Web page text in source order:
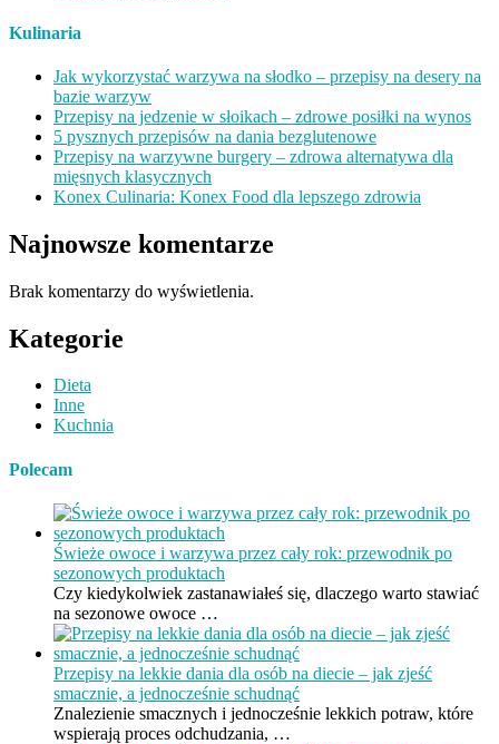
Kulinaria
Jak wykorzystać warzywa na słodko – przepisy na desery na
bazie warzyw
Przepisy na jedzenie w słoikach – zdrowe posiłki na wynos
5 pysznych przepisów na dania bezglutenowe
Przepisy na warzywne burgery – zdrowa alternatywa dla
mięsnych klasycznych
Konex Culinaria: Konex Food dla lepszego zdrowia
Najnowsze komentarze
Brak komentarzy do wyświetlenia.
Kategorie
Dieta
Inne
Kuchnia
Polecam
Świeże owoce i warzywa przez cały rok: przewodnik po
sezonowych produktach
Czy kiedykolwiek zastanawiałeś się, dlaczego warto stawiać
na sezonowe owoce …
Przepisy na lekkie dania dla osób na diecie – jak zjeść
smacznie, a jednocześnie schudnąć
Znalezienie smacznych i jednocześnie lekkich potraw, które
wspierają proces odchudzania, …